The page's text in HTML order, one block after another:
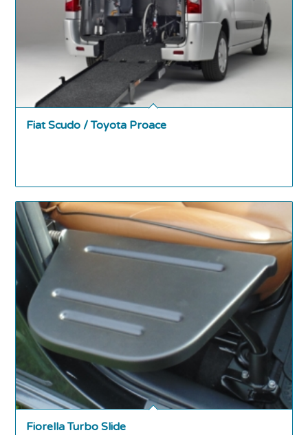
Fiat Scudo / Toyota Proace
Fiorella Turbo Slide